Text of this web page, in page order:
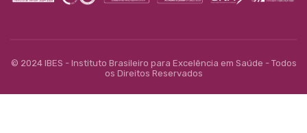
© 2024 IBES - Instituto Brasileiro para Excelência em Saúde - Todos
os Direitos Reservados